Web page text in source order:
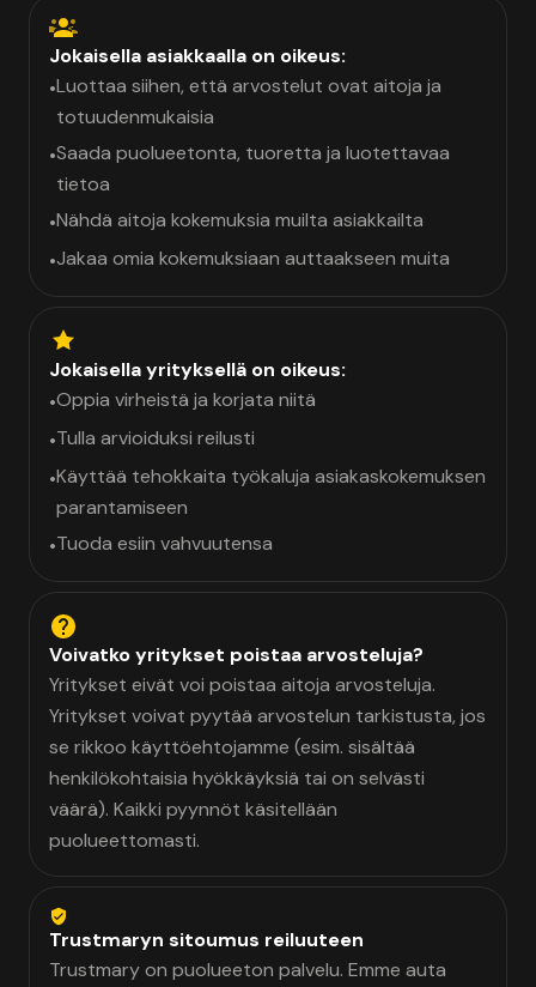
Jokaisella asiakkaalla on oikeus:
•Luottaa siihen, että arvostelut ovat aitoja ja
totuudenmukaisia
•Saada puolueetonta, tuoretta ja luotettavaa
tietoa
•Nähdä aitoja kokemuksia muilta asiakkailta
•Jakaa omia kokemuksiaan auttaakseen muita
Jokaisella yrityksellä on oikeus:
•Oppia virheistä ja korjata niitä
•Tulla arvioiduksi reilusti
•Käyttää tehokkaita työkaluja asiakaskokemuksen
parantamiseen
•Tuoda esiin vahvuutensa
Voivatko yritykset poistaa arvosteluja?
Yritykset eivät voi poistaa aitoja arvosteluja.
Yritykset voivat pyytää arvostelun tarkistusta, jos
se rikkoo käyttöehtojamme (esim. sisältää
henkilökohtaisia hyökkäyksiä tai on selvästi
väärä). Kaikki pyynnöt käsitellään
puolueettomasti.
Trustmaryn sitoumus reiluuteen
Trustmary on puolueeton palvelu. Emme auta